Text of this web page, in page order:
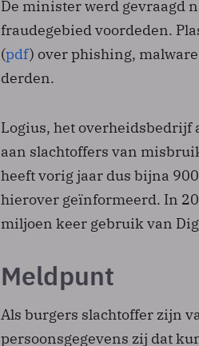
De minister werd gevraagd
fraudegebied voordeden.
(pdf) over phishing,
derden.
Logius, het overheidsbedrijf
aan slachtoffers van
heeft vorig jaar dus bijna
hierover geïnformeerd. In
miljoen keer gebruik van
Meldpunt
Als burgers slachtoffer zijn
persoonsgegevens zij dat